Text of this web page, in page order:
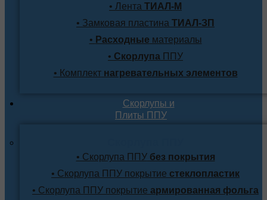
• Лента ТИАЛ-М
• Замковая пластина ТИАЛ-ЗП
• Расходные материалы
• Скорлупа ППУ
• Комплектнагревательных элементов
Скорлупы и
Плиты ППУ
• Скорлупа ППУбез покрытия
• Скорлупа ППУ покрытие стеклопластик
• Скорлупа ППУ покрытие армированная фольга